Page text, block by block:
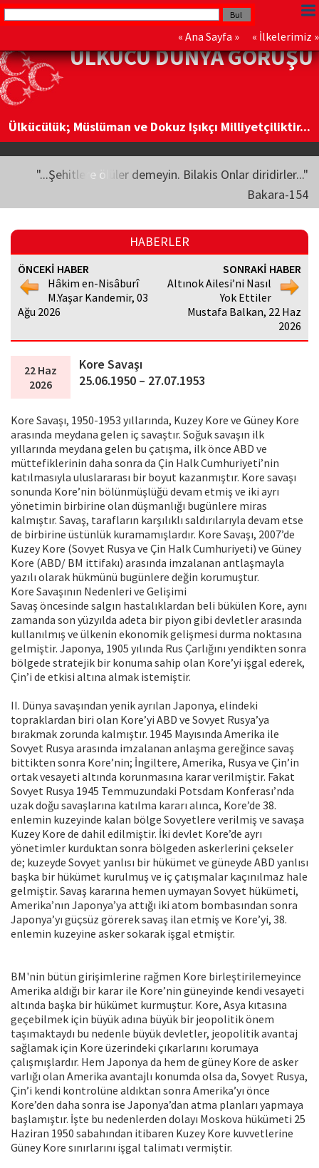
« Ana Sayfa » « İlkelerimiz »
ÜLKÜCÜ DÜNYA GÖRÜŞÜ
Ülkücülük; Müslüman ve Dokuz Işıkçı Milliyetçiliktir...
"...Şehitlere ölüler demeyin. Bilakis Onlar diridirler..."
Bakara-154
HABERLER
ÖNCEKİ HABER
Hâkim en-Nisâburî
M.Yaşar Kandemir, 03
Ağu 2026
SONRAKİ HABER
Altınok Ailesi’ni Nasıl
Yok Ettiler
Mustafa Balkan, 22 Haz
2026
22 Haz
2026
Kore Savaşı
25.06.1950 – 27.07.1953
Kore Savaşı, 1950-1953 yıllarında, Kuzey Kore ve Güney Kore
arasında meydana gelen iç savaştır. Soğuk savaşın ilk
yıllarında meydana gelen bu çatışma, ilk önce ABD ve
müttefiklerinin daha sonra da Çin Halk Cumhuriyeti’nin
katılmasıyla uluslararası bir boyut kazanmıştır. Kore savaşı
sonunda Kore’nin bölünmüşlüğü devam etmiş ve iki ayrı
yönetimin birbirine olan düşmanlığı bugünlere miras
kalmıştır. Savaş, tarafların karşılıklı saldırılarıyla devam etse
de birbirine üstünlük kuramamışlardır. Kore Savaşı, 2007’de
Kuzey Kore (Sovyet Rusya ve Çin Halk Cumhuriyeti) ve Güney
Kore (ABD/ BM ittifakı) arasında imzalanan antlaşmayla
yazılı olarak hükmünü bugünlere değin korumuştur.
Kore Savaşının Nedenleri ve Gelişimi
Savaş öncesinde salgın hastalıklardan beli bükülen Kore, aynı
zamanda son yüzyılda adeta bir piyon gibi devletler arasında
kullanılmış ve ülkenin ekonomik gelişmesi durma noktasına
gelmiştir. Japonya, 1905 yılında Rus Çarlığını yendikten sonra
bölgede stratejik bir konuma sahip olan Kore’yi işgal ederek,
Çin’i de etkisi altına almak istemiştir.
II. Dünya savaşından yenik ayrılan Japonya, elindeki
topraklardan biri olan Kore’yi ABD ve Sovyet Rusya’ya
bırakmak zorunda kalmıştır. 1945 Mayısında Amerika ile
Sovyet Rusya arasında imzalanan anlaşma gereğince savaş
bittikten sonra Kore’nin; İngiltere, Amerika, Rusya ve Çin’in
ortak vesayeti altında korunmasına karar verilmiştir. Fakat
Sovyet Rusya 1945 Temmuzundaki Potsdam Konferası’nda
uzak doğu savaşlarına katılma kararı alınca, Kore’de 38.
enlemin kuzeyinde kalan bölge Sovyetlere verilmiş ve savaşa
Kuzey Kore de dahil edilmiştir. İki devlet Kore’de ayrı
yönetimler kurduktan sonra bölgeden askerlerini çekseler
de; kuzeyde Sovyet yanlısı bir hükümet ve güneyde ABD yanlısı
başka bir hükümet kurulmuş ve iç çatışmalar kaçınılmaz hale
gelmiştir. Savaş kararına hemen uymayan Sovyet hükümeti,
Amerika’nın Japonya’ya attığı iki atom bombasından sonra
Japonya’yı güçsüz görerek savaş ilan etmiş ve Kore’yi, 38.
enlemin kuzeyine asker sokarak işgal etmiştir.
BM'nin bütün girişimlerine rağmen Kore birleştirilemeyince
Amerika aldığı bir karar ile Kore’nin güneyinde kendi vesayeti
altında başka bir hükümet kurmuştur. Kore, Asya kıtasına
geçebilmek için büyük adına büyük bir jeopolitik önem
taşımaktaydı bu nedenle büyük devletler, jeopolitik avantaj
sağlamak için Kore üzerindeki çıkarlarını korumaya
çalışmışlardır. Hem Japonya da hem de güney Kore de asker
varlığı olan Amerika avantajlı konumda olsa da, Sovyet Rusya,
Çin’i kendi kontrolüne aldıktan sonra Amerika’yı önce
Kore’den daha sonra ise Japonya’dan atma planları yapmaya
başlamıştır. İşte bu nedenlerden dolayı Moskova hükümeti 25
Haziran 1950 sabahından itibaren Kuzey Kore kuvvetlerine
Güney Kore sınırlarını işgal talimatı vermiştir.